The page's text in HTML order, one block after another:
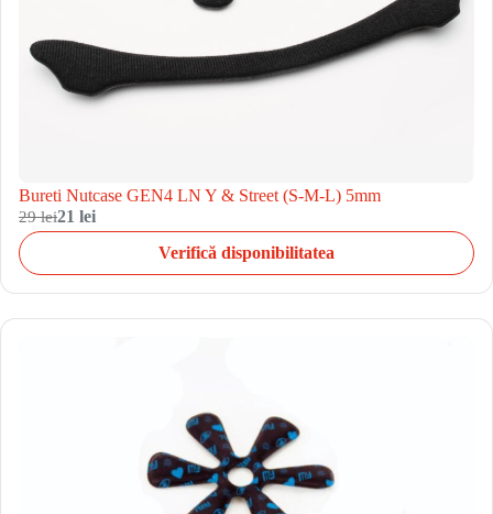
Bureti Nutcase GEN4 LN Y & Street (S-M-L) 5mm
29 lei21 lei
Verifică disponibilitatea